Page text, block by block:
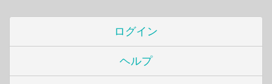
ログイン
ヘルプ